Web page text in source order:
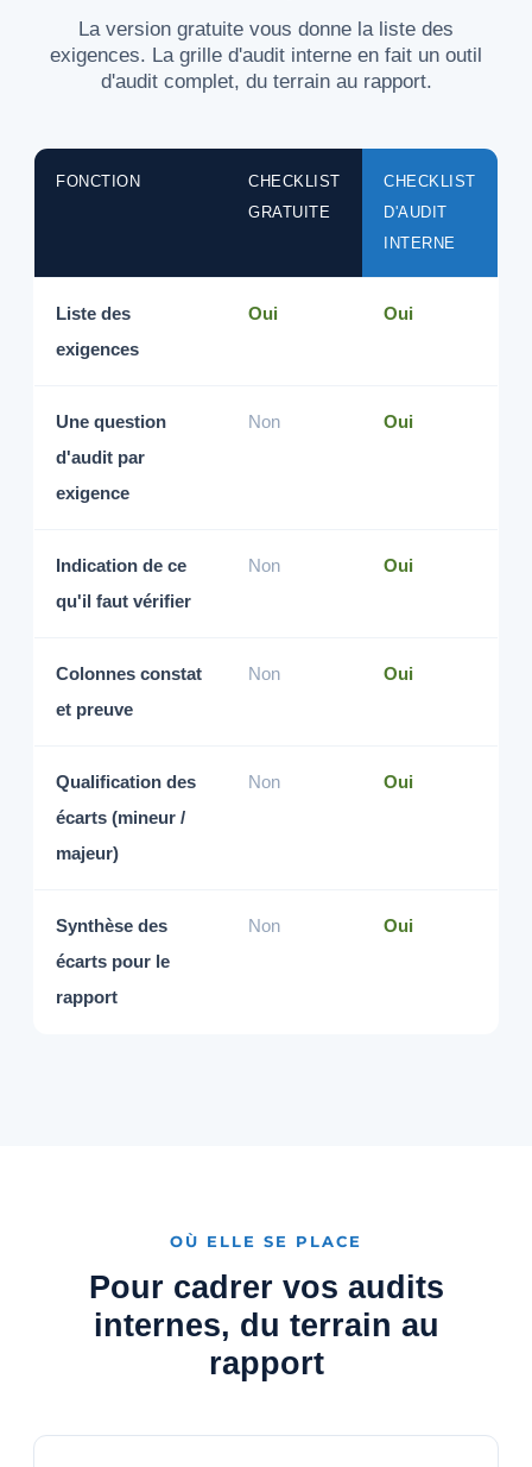
La version gratuite vous donne la liste des
exigences. La grille d'audit interne en fait un outil
d'audit complet, du terrain au rapport.
FONCTION
CHECKLIST
GRATUITE
CHECKLIST
D'AUDIT
INTERNE
Liste des
exigences
Oui Oui
Une question
d'audit par
exigence
Non Oui
Indication de ce
qu'il faut vérifier
Non Oui
Colonnes constat
et preuve
Non Oui
Qualification des
écarts (mineur /
majeur)
Non Oui
Synthèse des
écarts pour le
rapport
Non Oui
OÙ ELLE SE PLACE
Pour cadrer vos audits
internes, du terrain au
rapport